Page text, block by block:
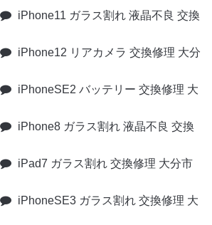
iPhone11 ガラス割れ 液晶不良 交換
iPhone12 リアカメラ 交換修理 大分
iPhoneSE2 バッテリー 交換修理 大
iPhone8 ガラス割れ 液晶不良 交換
iPad7 ガラス割れ 交換修理 大分市
iPhoneSE3 ガラス割れ 交換修理 大